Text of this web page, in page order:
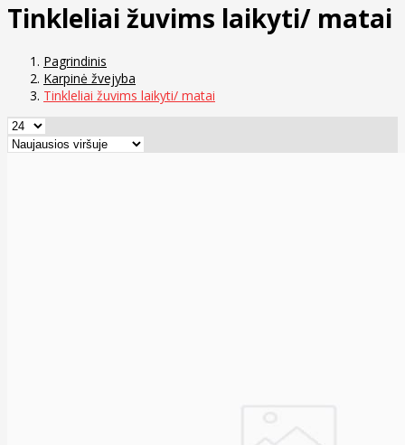
Tinkleliai žuvims laikyti/ matai
Pagrindinis
Karpinė žvejyba
Tinkleliai žuvims laikyti/ matai